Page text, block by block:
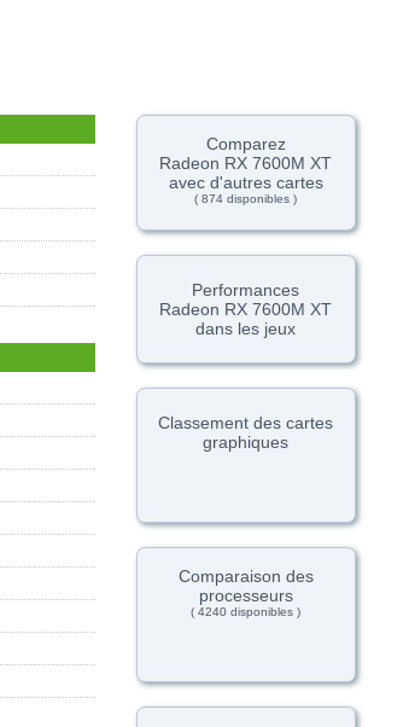
Comparez
Radeon RX 7600M XT
avec d'autres cartes
( 874 disponibles )
Performances
Radeon RX 7600M XT
dans les jeux
Classement des cartes
graphiques
Comparaison des
processeurs
( 4240 disponibles )